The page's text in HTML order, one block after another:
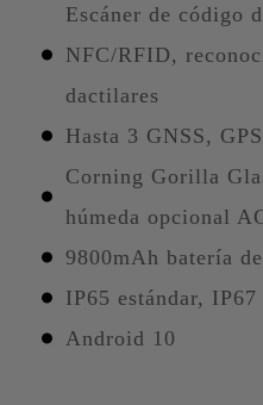
Escáner de código
NFC/RFID,
dactilares
Hasta 3 GNSS,
Corning Gorilla
húmeda opcional
9800mAh batería
IP65 estándar,
Android 10